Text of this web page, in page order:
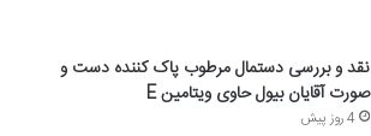
نقد و بررسی دستمال مرطوب پاک کننده دست و
صورت آقایان بیول حاوی ویتامین E
4 روز پیش